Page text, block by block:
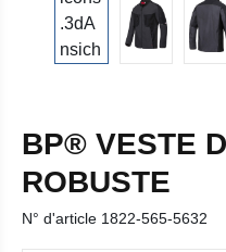
BP® VESTE
ROBUSTE
N° d'article 1822-565-5632